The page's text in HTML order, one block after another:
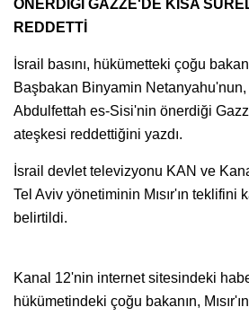
ÖNERDİĞİ GAZZE'DE KISA
REDDETTİ
İsrail basını, hükümetteki çoğu
Başbakan Binyamin Netanyahu'nun,
Abdulfettah es-Sisi'nin önerdiği
ateşkesi reddettiğini yazdı.
İsrail devlet televizyonu KAN ve
Tel Aviv yönetiminin Mısır'ın teklifini
belirtildi.
Kanal 12'nin internet sitesindeki
hükümetindeki çoğu bakanın,